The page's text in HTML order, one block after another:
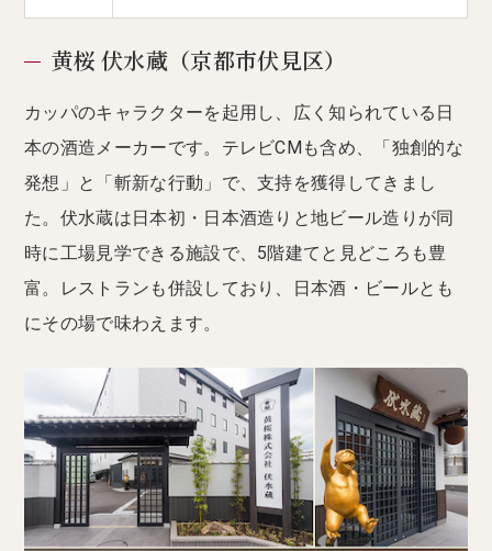
黄桜 伏水蔵（京都市伏見区）
カッパのキャラクターを起用し、広く知られている日
本の酒造メーカーです。テレビCMも含め、「独創的な
発想」と「斬新な行動」で、支持を獲得してきまし
た。伏水蔵は日本初・日本酒造りと地ビール造りが同
時に工場見学できる施設で、5階建てと見どころも豊
富。レストランも併設しており、日本酒・ビールとも
にその場で味わえます。